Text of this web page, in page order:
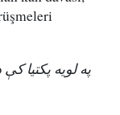
په لویه پکتیا